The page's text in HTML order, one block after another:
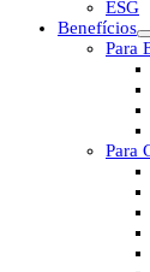
ESG
Benefícios
Para
Para